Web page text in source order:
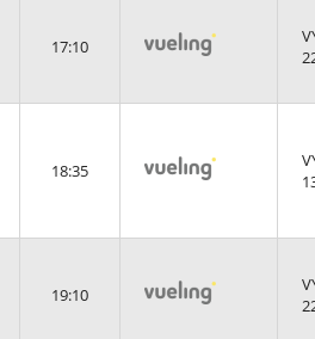
17:10
18:35
19:10